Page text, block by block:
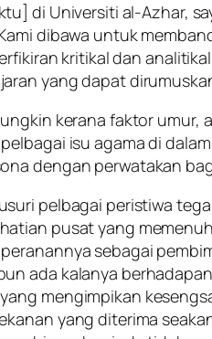
di Universiti al-Azhar,
dibawa untuk
kritikal dan
yang dapat
kerana faktor umur,
isu agama di
dengan perwatakan
pelbagai peristiwa
pusat yang
sebagai
ada kalanya
mengimpikan
yang diterima